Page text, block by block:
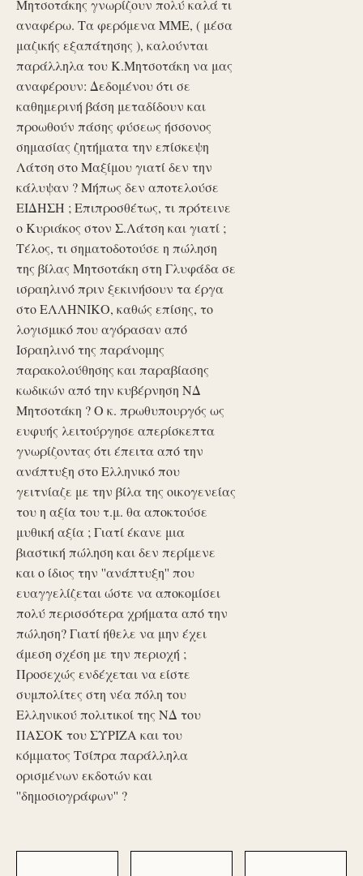
Μητσοτάκης γνωρίζουν πολύ καλά τι
αναφέρω. Τα φερόμενα ΜΜΕ, ( μέσα
μαζικής εξαπάτησης ), καλούνται
παράλληλα του Κ.Μητσοτάκη να μας
αναφέρουν: Δεδομένου ότι σε
καθημερινή βάση μεταδίδουν και
προωθούν πάσης φύσεως ήσσονος
σημασίας ζητήματα την επίσκεψη
Λάτση στο Μαξίμου γιατί δεν την
κάλυψαν ? Μήπως δεν αποτελούσε
ΕΙΔΗΣΗ ; Επιπροσθέτως, τι πρότεινε
ο Κυριάκος στον Σ.Λάτση και γιατί ;
Τέλος, τι σηματοδοτούσε η πώληση
της βίλας Μητσοτάκη στη Γλυφάδα σε
ισραηλινό πριν ξεκινήσουν τα έργα
στο ΕΛΛΗΝΙΚΟ, καθώς επίσης, το
λογισμικό που αγόρασαν από
Ισραηλινό της παράνομης
παρακολούθησης και παραβίασης
κωδικών από την κυβέρνηση ΝΔ
Μητσοτάκη ? Ο κ. πρωθυπουργός ως
ευφυής λειτούργησε απερίσκεπτα
γνωρίζοντας ότι έπειτα από την
ανάπτυξη στο Ελληνικό που
γειτνίαζε με την βίλα της οικογενείας
του η αξία του τ.μ. θα αποκτούσε
μυθική αξία ; Γιατί έκανε μια
βιαστική πώληση και δεν περίμενε
και ο ίδιος την ''ανάπτυξη'' που
ευαγγελίζεται ώστε να αποκομίσει
πολύ περισσότερα χρήματα από την
πώληση? Γιατί ήθελε να μην έχει
άμεση σχέση με την περιοχή ;
Προσεχώς ενδέχεται να είστε
συμπολίτες στη νέα πόλη του
Ελληνικού πολιτικοί της ΝΔ του
ΠΑΣΟΚ του ΣΥΡΙΖΑ και του
κόμματος Τσίπρα παράλληλα
ορισμένων εκδοτών και
''δημοσιογράφων'' ?